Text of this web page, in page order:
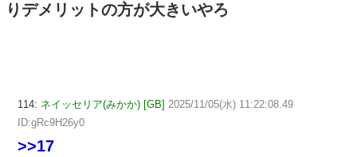
りデメリットの方が大きいやろ
114: ネイッセリア(みかか) [GB] 2025/11/05(水) 11:22:08.49
ID:gRc9H26y0
>>17